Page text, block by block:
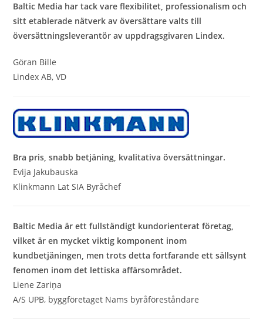
Baltic Media har tack vare flexibilitet, professionalism och
sitt etablerade nätverk av översättare valts till
översättningsleverantör av uppdragsgivaren Lindex.
Göran Bille
Lindex AB, VD
Bra pris, snabb betjäning, kvalitativa översättningar.
Evija Jakubauska
Klinkmann Lat SIA Byråchef
Baltic Media är ett fullständigt kundorienterat företag,
vilket är en mycket viktig komponent inom
kundbetjäningen, men trots detta fortfarande ett sällsynt
fenomen inom det lettiska affärsområdet.
Liene Zariņa
A/S UPB, byggföretaget Nams byråföreståndare